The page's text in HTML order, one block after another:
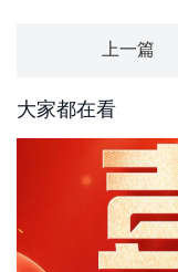
上一篇
大家都在看